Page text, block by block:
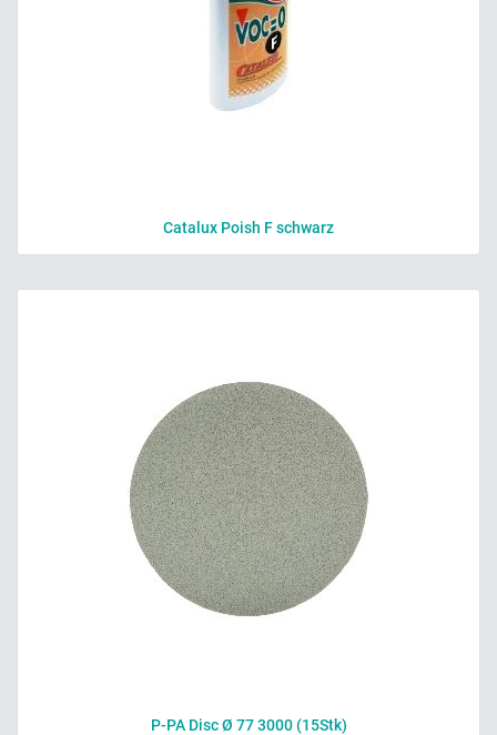
Catalux Poish F schwarz
P-PA Disc Ø 77 3000 (15Stk)